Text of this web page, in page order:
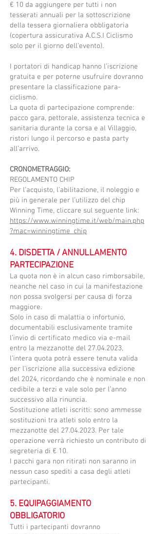
€ 10 da aggiungere per tutti i non
tesserati annuali per la sottoscrizione
della tessera giornaliera obbligatoria
(copertura assicurativa A.C.S.I Ciclismo
solo per il giorno dell’evento).
I portatori di handicap hanno l’iscrizione
gratuita e per poterne usufruire dovranno
presentare la classificazione para-
ciclismo.
La quota di partecipazione comprende:
pacco gara, pettorale, assistenza tecnica e
sanitaria durante la corsa e al Villaggio,
ristori lungo il percorso e pasta party
all’arrivo.
CRONOMETRAGGIO:
REGOLAMENTO CHIP
Per l’acquisto, l’abilitazione, il noleggio e
più in generale per l’utilizzo del chip
Winning Time, cliccare sul seguente link:
https://www.winningtime.it/web/main.php
?mac=winningtime_chip
​4. DISDETTA / ANNULLAMENTO
PARTECIPAZIONE
​La quota non è in alcun caso rimborsabile,
neanche nel caso in cui la manifestazione
non possa svolgersi per causa di forza
maggiore.
Solo in caso di malattia o infortunio,
documentabili esclusivamente tramite
l’invio di certificato medico via e-mail
entro la mezzanotte del 27.04.2023,
l’intera quota potrà essere tenuta valida
per l’iscrizione alla successiva edizione
del 2024, ricordando che è nominale e non
cedibile a terzi e vale solo per l’anno
successivo alla rinuncia.
Sostituzione atleti iscritti: sono ammesse
sostituzioni tra atleti solo entro la
mezzanotte del 27.04.2023. Per tale
operazione verrà richiesto un contributo di
segreteria di € 10.
I pacchi gara non ritirati non saranno in
nessun caso spediti a casa degli atleti
partecipanti.
5. EQUIPAGGIAMENTO
OBBLIGATORIO
​Tutti i partecipanti dovranno